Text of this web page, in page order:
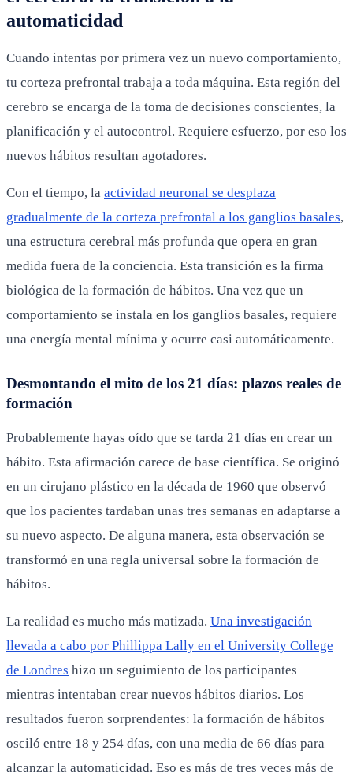
automaticidad
Cuando intentas por primera vez un nuevo comportamiento,
tu corteza prefrontal trabaja a toda máquina. Esta región del
cerebro se encarga de la toma de decisiones conscientes, la
planificación y el autocontrol. Requiere esfuerzo, por eso los
nuevos hábitos resultan agotadores.
Con el tiempo, la actividad neuronal se desplaza
gradualmente de la corteza prefrontal a los ganglios basales,
una estructura cerebral más profunda que opera en gran
medida fuera de la conciencia. Esta transición es la firma
biológica de la formación de hábitos. Una vez que un
comportamiento se instala en los ganglios basales, requiere
una energía mental mínima y ocurre casi automáticamente.
Desmontando el mito de los 21 días: plazos reales de
formación
Probablemente hayas oído que se tarda 21 días en crear un
hábito. Esta afirmación carece de base científica. Se originó
en un cirujano plástico en la década de 1960 que observó
que los pacientes tardaban unas tres semanas en adaptarse a
su nuevo aspecto. De alguna manera, esta observación se
transformó en una regla universal sobre la formación de
hábitos.
La realidad es mucho más matizada. Una investigación
llevada a cabo por Phillippa Lally en el University College
de Londres hizo un seguimiento de los participantes
mientras intentaban crear nuevos hábitos diarios. Los
resultados fueron sorprendentes: la formación de hábitos
osciló entre 18 y 254 días, con una media de 66 días para
alcanzar la automaticidad. Eso es más de tres veces más de